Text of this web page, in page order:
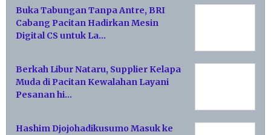
Buka Tabungan Tanpa Antre, BRI
Cabang Pacitan Hadirkan Mesin
Digital CS untuk La…
Berkah Libur Nataru, Supplier Kelapa
Muda di Pacitan Kewalahan Layani
Pesanan hi…
Hashim Djojohadikusumo Masuk ke